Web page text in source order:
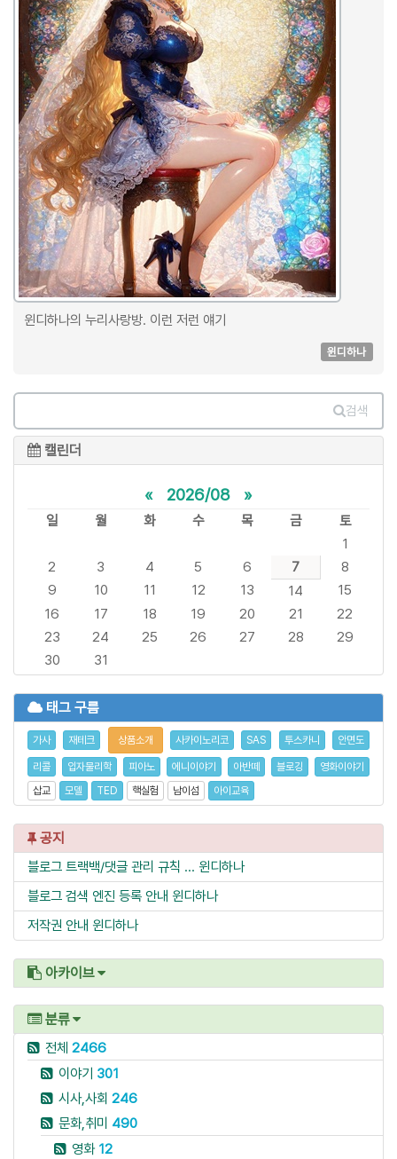
윈디하나의 누리사랑방. 이런 저런 얘기
윈디하나
검색
캘린더
« 2026/08 »
일 월 화 수 목 금
토
1
2
3 4 5 6 7
8
9
10 11 12 13 14
15
16
17 18 19 20 21
22
23
24 25 26 27 28
29
30
31
태그 구름
가사 재테크 상품소개 사카이노리코 SAS 투스카니 안면도
리콜 입자물리학 피아노 에니이야기 아반떼 블로깅
영화이야기
삽교
모델 TED 핵실험 남이섬 아이교육
공지
블로그 트랙백/댓글 관리 규칙 ... 윈디하나
블로그 검색 엔진 등록 안내 윈디하나
저작권 안내 윈디하나
아카이브
분류
전체 2466
이야기 301
시사,사회 246
문화,취미 490
영화 12